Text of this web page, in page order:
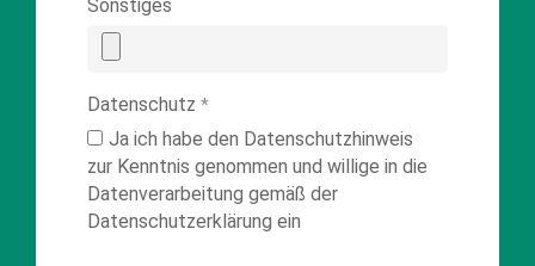
Sonstiges
Datenschutz *
Ja ich habe den Datenschutzhinweis
zur Kenntnis genommen und willige in die
Datenverarbeitung gemäß der
Datenschutzerklärung ein